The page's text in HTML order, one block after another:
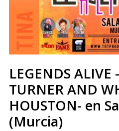
LEGENDS
TURNER AND
HOUSTON- en
(Murcia)